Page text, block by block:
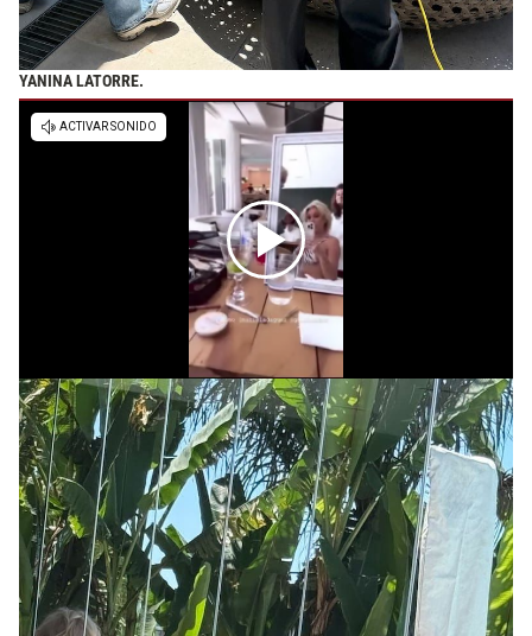
YANINA LATORRE.